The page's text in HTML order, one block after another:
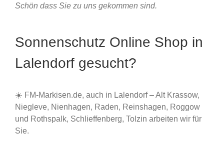
Schön dass Sie zu uns gekommen sind.
Sonnenschutz Online Shop in
Lalendorf gesucht?
☀️ FM-Markisen.de, auch in Lalendorf – Alt Krassow,
Niegleve, Nienhagen, Raden, Reinshagen, Roggow
und Rothspalk, Schlieffenberg, Tolzin arbeiten wir für
Sie.